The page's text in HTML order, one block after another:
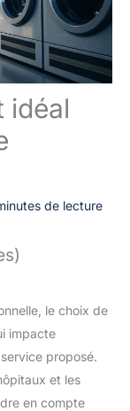
idéal
de lecture
le choix de
impacte
proposé.
et les
en compte